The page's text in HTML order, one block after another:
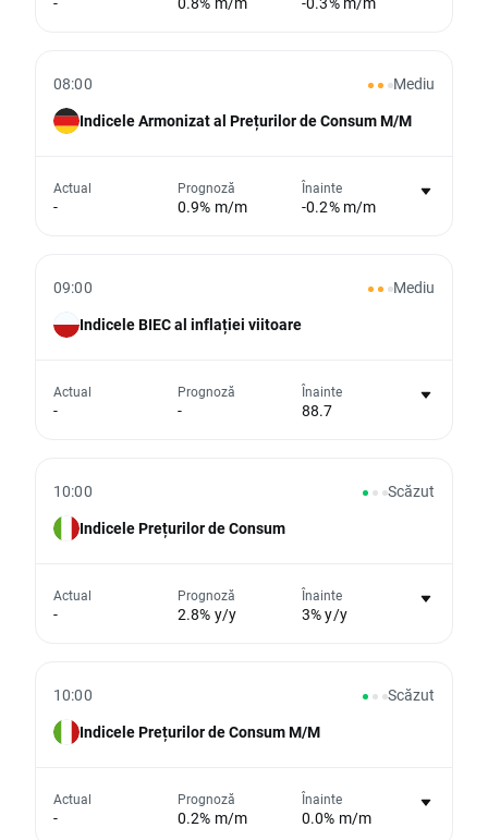
eveniment
Nu există niciun grafic pentru acest
eveniment
08:00
Mediu
Indicele Armonizat al Prețurilor de Consum M/M
Actual
-
Prognoză
0.9% m/m
Înainte
-0.2% m/m
Nu există niciun grafic pentru acest
09:00
Mediu
Indicele BIEC al inflației viitoare
Actual
-
Prognoză
-
Înainte
88.7
Nu există niciun grafic pentru acest
eveniment
10:00
Scăzut
Indicele Prețurilor de Consum
Actual
-
Prognoză
2.8% y/y
Înainte
3% y/y
Nu există niciun grafic pentru acest
eveniment
10:00
Scăzut
Indicele Prețurilor de Consum M/M
Actual
-
Prognoză
0.2% m/m
Înainte
0.0% m/m